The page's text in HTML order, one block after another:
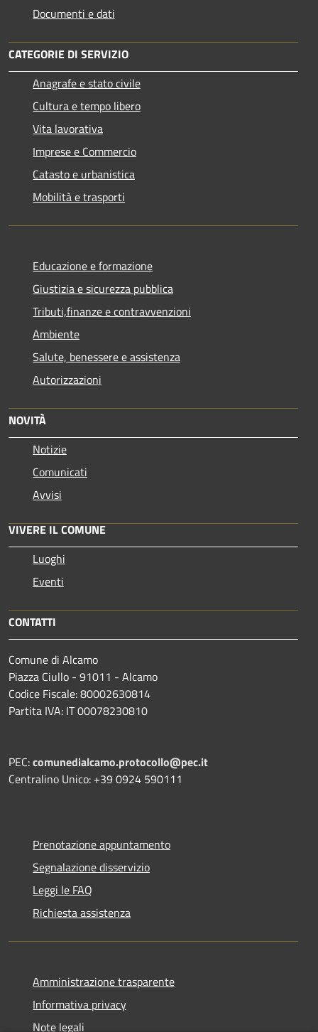
Documenti e dati
CATEGORIE DI SERVIZIO
Anagrafe e stato civile
Cultura e tempo libero
Vita lavorativa
Imprese e Commercio
Catasto e urbanistica
Mobilità e trasporti
Educazione e formazione
Giustizia e sicurezza pubblica
Tributi,finanze e contravvenzioni
Ambiente
Salute, benessere e assistenza
Autorizzazioni
NOVITÀ
Notizie
Comunicati
Avvisi
VIVERE IL COMUNE
Luoghi
Eventi
CONTATTI
Comune di Alcamo
Piazza Ciullo - 91011 - Alcamo
Codice Fiscale: 80002630814
Partita IVA: IT 00078230810
PEC:comunedialcamo.protocollo@pec.it
Centralino Unico: +39 0924 590111
Prenotazione appuntamento
Segnalazione disservizio
Leggi le FAQ
Richiesta assistenza
Amministrazione trasparente
Informativa privacy
Note legali